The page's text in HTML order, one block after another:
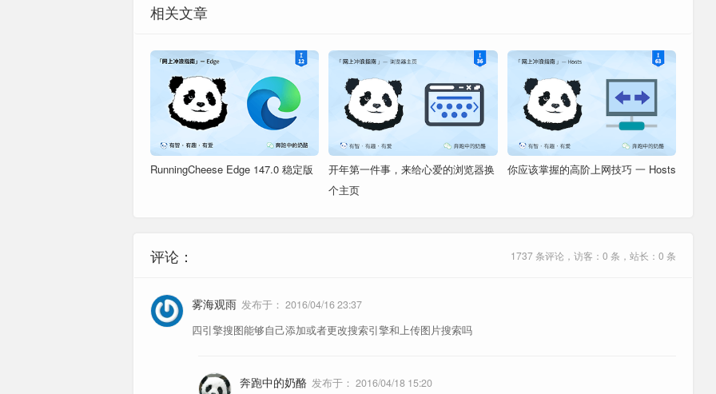
Bitwarden
密码管理，免费的密码管理工具，自动填写需要在设置里勾选。
ContextSearch
右键搜索，强大的右键搜索扩展，支持自定义。《 文章》[
]
Header Editor
消息头修改，提供重定向、用户代理等功能。《文章》[配置
In My Pocket
稍后阅读，标记没来得及读完的网页，支持多平台同步。《文章》
快捷键工具，为浏览器的各项功能添加一个快捷键。《
会话管理，每隔15分钟自动保存用户的浏览会话。《 文章》
NDM
下载工具，Mac 系统下的 IDM，需要安装 NDM 软件才会生效。
1、链接拖拽
双击地址栏
Alt+F
C
2、想让书签栏居中显示？
定制
弹性空白 居中
相关文章
RunningCheese Edge 147.0 稳定版
开年第一件事，来给心爱的浏览器换
个主页
你应该掌握的高阶上网技巧 一 Hosts
评论： 1737 条评论，访客：0 条，站长：0 条
雾海观雨 发布于： 2016/04/16 23:37
四引擎搜图能够自己添加或者更改搜索引擎和上传图片搜索吗
奔跑中的奶酪 发布于： 2016/04/18 15:20